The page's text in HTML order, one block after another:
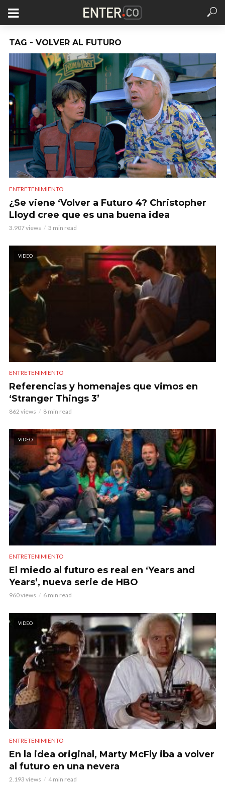
TAG - VOLVER AL FUTURO
ENTRETENIMIENTO
¿Se viene ‘Volver a Futuro 4? Christopher
Lloyd cree que es una buena idea
3.907 views 3 min read
VIDEO
ENTRETENIMIENTO
Referencias y homenajes que vimos en
‘Stranger Things 3’
862 views 8 min read
VIDEO
ENTRETENIMIENTO
El miedo al futuro es real en ‘Years and
Years’, nueva serie de HBO
960 views 6 min read
VIDEO
ENTRETENIMIENTO
En la idea original, Marty McFly iba a volver
al futuro en una nevera
2.193 views 4 min read